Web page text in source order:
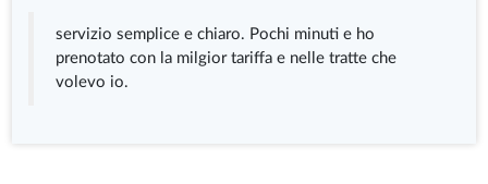
servizio semplice e chiaro. Pochi minuti e ho
prenotato con la milgior tariffa e nelle tratte che
volevo io.